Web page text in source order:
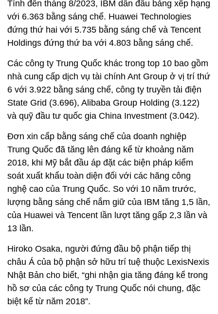
Tính đến tháng 8/2023, IBM dẫn đầu bảng xếp hạng
với 6.363 bằng sáng chế. Huawei Technologies
đứng thứ hai với 5.735 bằng sáng chế và Tencent
Holdings đứng thứ ba với 4.803 bằng sáng chế.
Các công ty Trung Quốc khác trong top 10 bao gồm
nhà cung cấp dịch vụ tài chính Ant Group ở vị trí thứ
6 với 3.922 bằng sáng chế, công ty truyền tải điện
State Grid (3.696), Alibaba Group Holding (3.122)
và quỹ đầu tư quốc gia China Investment (3.042).
Đơn xin cấp bằng sáng chế của doanh nghiệp
Trung Quốc đã tăng lên đáng kể từ khoảng năm
2018, khi Mỹ bắt đầu áp đặt các biện pháp kiểm
soát xuất khẩu toàn diện đối với các hãng công
nghệ cao của Trung Quốc. So với 10 năm trước,
lượng bằng sáng chế nắm giữ của IBM tăng 1,5 lần,
của Huawei và Tencent lần lượt tăng gấp 2,3 lần và
13 lần.
Hiroko Osaka, người đứng đầu bộ phận tiếp thị
châu Á của bộ phận sở hữu trí tuệ thuộc LexisNexis
Nhật Bản cho biết, “ghi nhận gia tăng đáng kể trong
hồ sơ của các công ty Trung Quốc nói chung, đặc
biệt kể từ năm 2018”.